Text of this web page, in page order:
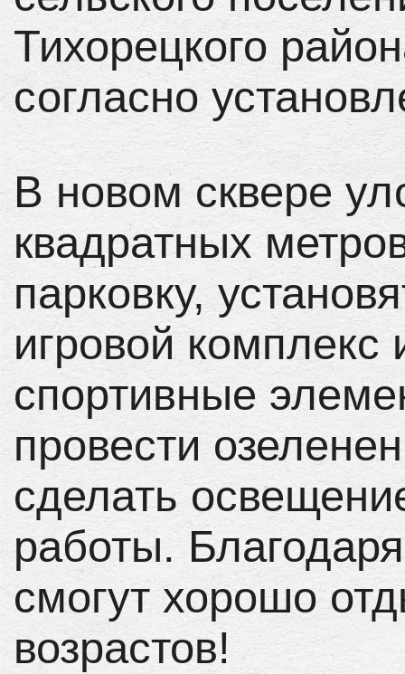
Тихорецкого
согласно
В новом сквере
квадратных
парковку,
игровой комплекс
спортивные
провести
сделать
работы.
смогут хорошо
возрастов!